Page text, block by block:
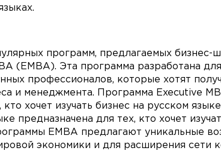
программ, предлагаемых бизнес-
(EMBA). Эта программа разработана для
профессионалов, которые хотят
и менеджмента. Программа Executive
кто хочет изучать бизнес на русском
предназначена для тех, кто хочет
EMBA предлагают уникальные
экономики и для расширения сети